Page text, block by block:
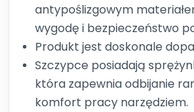
antypoślizgowym
wygodę i bezpieczeństwo
Produkt jest doskonale
Szczypce posiadają
która zapewnia odbijanie
komfort pracy narzędziem.